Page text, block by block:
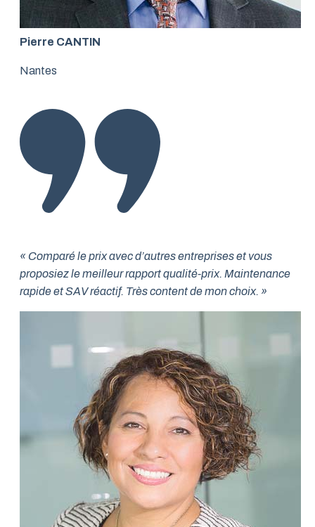
Pierre CANTIN
Nantes
« Comparé le prix avec d’autres entreprises et vous
proposiez le meilleur rapport qualité-prix. Maintenance
rapide et SAV réactif. Très content de mon choix. »